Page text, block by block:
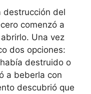
destrucción del
comenzó a
Una vez
dos opciones:
destruido o
a beberla con
descubrió que